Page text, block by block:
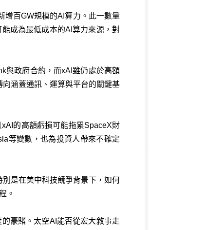
增百GW規模的AI算力。此一數量
成為最低成本的AI算力來源，對
與政府合約，而xAI雖仍處於高額
涵蓋通訊、運算與平台的關鍵基
的高額虧損可能拖累SpaceX財
等變數，也為投資人帶來不確定
是在美中科技競爭背景下，如何
。
豪賭。太空AI能否從宏大敘事走